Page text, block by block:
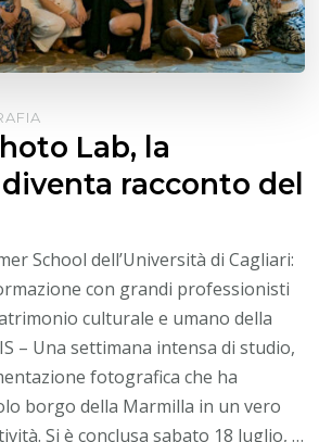
Lab, la
racconto del
School dell’Università di Cagliari:
con grandi professionisti
culturale e umano della
– Una settimana intensa di studio,
fotografica che ha
borgo della Marmilla in un vero
Si è conclusa sabato 18 luglio, …